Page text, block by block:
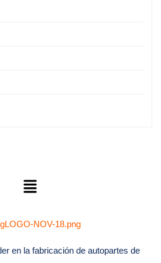
en la fabricación de autopartes de